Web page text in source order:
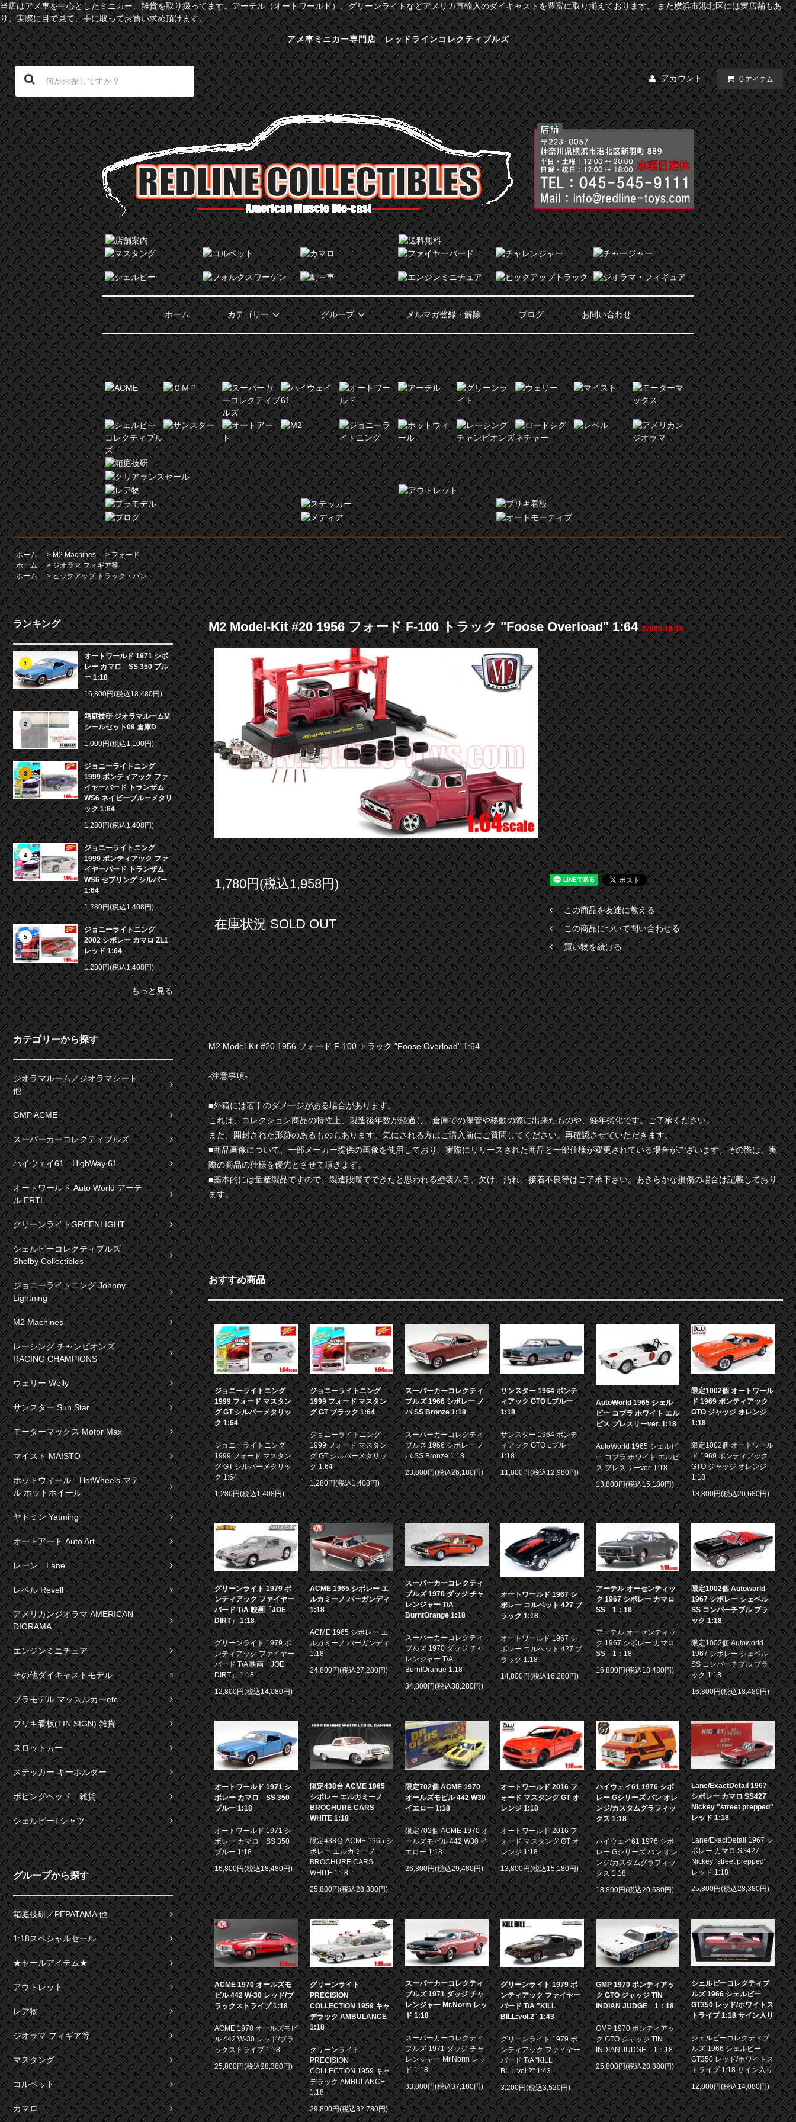
当店はアメ車を中心としたミニカー、雑貨を取り扱ってます。アーテル（オートワールド）、グリーンライトなどアメリカ直輸入のダイキャストを豊富に取り揃えております。 また横浜市港北区には実店舗もあ
り、実際に目で見て、手に取ってお買い求め頂けます。
アメ車ミニカー専門店 レッドラインコレクティブルズ
アカウント 0 アイテム
ホーム カテゴリー グループ メルマガ登録・解除 ブログ お問い合わせ
ホーム >M2 Machines >フォード
ホーム
>ジオラマ フィギア等
ホーム
> ピックアップ トラック・バン
ランキング
1
オートワールド 1971 シボ
レー カマロ SS 350 ブル
ー 1:18
16,800円(税込18,480円)
2
箱庭技研 ジオラマルームM
シールセット09 倉庫D
1,000円(税込1,100円)
3
ジョニーライトニング
1999 ポンティアック ファ
イヤーバード トランザム
WS6 ネイビーブルーメタリ
ック 1:64
1,280円(税込1,408円)
4
ジョニーライトニング
1999 ポンティアック ファ
イヤーバード トランザム
WS6 セブリング シルバー
1:64
1,280円(税込1,408円)
5
ジョニーライトニング
2002 シボレー カマロ ZL1
レッド 1:64
1,280円(税込1,408円)
もっと見る
カテゴリーから探す
ジオラマルーム／ジオラマシート
他
GMP ACME
スーパーカーコレクティブルズ
ハイウェイ61 HighWay 61
オートワールド Auto World アーテ
ル ERTL
グリーンライトGREENLIGHT
シェルビーコレクティブルズ
Shelby Collectibles
ジョニーライトニング Johnny
Lightning
M2 Machines
レーシング チャンピオンズ
RACING CHAMPIONS
ウェリー Welly
サンスター Sun Star
モーターマックス Motor Max
マイスト MAISTO
ホットウィール HotWheels マテ
ル ホットホイール
ヤトミン Yatming
オートアート Auto Art
レーン Lane
レベル Revell
アメリカンジオラマ AMERICAN
DIORAMA
エンジンミニチュア
その他ダイキャストモデル
プラモデル マッスルカーetc.
ブリキ看板(TIN SIGN) 雑貨
スロットカー
ステッカー キーホルダー
ボビングヘッド 雑貨
シェルビーTシャツ
グループから探す
箱庭技研／PEPATAMA 他
1:18スペシャルセール
★セールアイテム★
アウトレット
レア物
ジオラマ フィギア等
マスタング
コルベット
カマロ
M2 Model-Kit #20 1956 フォード F-100 トラック "Foose Overload" 1:64 37000-18-15
1,780円(税込1,958円)
在庫状況 SOLD OUT
この商品を友達に教える
この商品について問い合わせる
買い物を続ける
M2 Model-Kit #20 1956 フォード F-100 トラック "Foose Overload" 1:64
-注意事項-
■外箱には若干のダメージがある場合があります。
これは、コレクション商品の特性上、製造後年数が経過し、倉庫での保管や移動の際に出来たものや、経年劣化です。ご了承ください。
また、開封された形跡のあるものもあります。気にされる方はご購入前にご質問してください。再確認させていただきます。
■商品画像について、一部メーカー提供の画像を使用しており、実際にリリースされた商品と一部仕様が変更されている場合がございます。その際は、実
際の商品の仕様を優先とさせて頂きます。
■基本的には量産製品ですので、製造段階でできたと思われる塗装ムラ、欠け、汚れ、接着不良等はご了承下さい。あきらかな損傷の場合は記載しており
ます。
おすすめ商品
ジョニーライトニング
1999 フォード マスタン
グ GT シルバーメタリッ
ク 1:64
ジョニーライトニング
1999 フォード マスタン
グ GT シルバーメタリッ
ク 1:64
1,280円(税込1,408円)
ジョニーライトニング
1999 フォード マスタン
グ GT ブラック 1:64
ジョニーライトニング
1999 フォード マスタン
グ GT シルバーメタリッ
ク 1:64
1,280円(税込1,408円)
スーパーカーコレクティ
ブルズ 1966 シボレー ノ
バ SS Bronze 1:18
スーパーカーコレクティ
ブルズ 1966 シボレー ノ
バ SS Bronze 1:18
23,800円(税込26,180円)
サンスター 1964 ポンテ
ィアック GTO Lブルー
1:18
サンスター 1964 ポンテ
ィアック GTO Lブルー
1:18
11,800円(税込12,980円)
AutoWorld 1965 シェル
ビー コブラ ホワイト エル
ビス プレスリーver. 1:18
AutoWorld 1965 シェルビ
ー コブラ ホワイト エルビ
ス プレスリーver. 1:18
13,800円(税込15,180円)
限定1002個 オートワール
ド 1969 ポンティアック
GTO ジャッジ オレンジ
1:18
限定1002個 オートワール
ド 1969 ポンティアック
GTO ジャッジ オレンジ
1:18
18,800円(税込20,680円)
グリーンライト 1979 ポ
ンティアック ファイヤー
バード T/A 映画「JOE
DIRT」 1:18
グリーンライト 1979 ポ
ンティアック ファイヤー
バード T/A 映画「JOE
DIRT」 1:18
12,800円(税込14,080円)
ACME 1965 シボレー エ
ルカミーノ バーガンディ
1:18
ACME 1965 シボレー エ
ルカミーノ バーガンディ
1:18
24,800円(税込27,280円)
スーパーカーコレクティ
ブルズ 1970 ダッジ チャ
レンジャー T/A
BurntOrange 1:18
スーパーカーコレクティ
ブルズ 1970 ダッジ チャ
レンジャー T/A
BurntOrange 1:18
34,800円(税込38,280円)
オートワールド 1967 シ
ボレー コルベット 427 ブ
ラック 1:18
オートワールド 1967 シ
ボレー コルベット 427 ブ
ラック 1:18
14,800円(税込16,280円)
アーテル オーセンティッ
ク 1967 シボレー カマロ
SS 1：18
アーテル オーセンティッ
ク 1967 シボレー カマロ
SS 1：18
16,800円(税込18,480円)
限定1002個 Autoworld
1967 シボレー シェベル
SS コンバーチブル ブラ
ック 1:18
限定1002個 Autoworld
1967 シボレー シェベル
SS コンバーチブル ブラ
ック 1:18
16,800円(税込18,480円)
オートワールド 1971 シ
ボレー カマロ SS 350
ブルー 1:18
オートワールド 1971 シ
ボレー カマロ SS 350
ブルー 1:18
16,800円(税込18,480円)
限定438台 ACME 1965
シボレー エルカミーノ
BROCHURE CARS
WHITE 1:18
限定438台 ACME 1965 シ
ボレー エルカミーノ
BROCHURE CARS
WHITE 1:18
25,800円(税込28,380円)
限定702個 ACME 1970
オールズモビル 442 W30
イエロー 1:18
限定702個 ACME 1970 オ
ールズモビル 442 W30 イ
エロー 1:18
26,800円(税込29,480円)
オートワールド 2016 フ
ォード マスタング GT オ
レンジ 1:18
オートワールド 2016 フ
ォード マスタング GT オ
レンジ 1:18
13,800円(税込15,180円)
ハイウェイ61 1976 シボ
レー Gシリーズ バン オレ
ンジ/カスタムグラフィッ
クス 1:18
ハイウェイ61 1976 シボ
レー Gシリーズ バン オレ
ンジ/カスタムグラフィッ
クス 1:18
18,800円(税込20,680円)
Lane/ExactDetail 1967
シボレー カマロ SS427
Nickey "street prepped"
レッド 1:18
Lane/ExactDetail 1967 シ
ボレー カマロ SS427
Nickey "street prepped"
レッド 1:18
25,800円(税込28,380円)
ACME 1970 オールズモ
ビル 442 W-30 レッド/ブ
ラックストライプ 1:18
ACME 1970 オールズモビ
ル 442 W-30 レッド/ブラ
ックストライプ 1:18
25,800円(税込28,380円)
グリーンライト
PRECISION
COLLECTION 1959 キャ
デラック AMBULANCE
1:18
グリーンライト
PRECISION
COLLECTION 1959 キャ
デラック AMBULANCE
1:18
29,800円(税込32,780円)
スーパーカーコレクティ
ブルズ 1971 ダッジ チャ
レンジャー Mr.Norm レッ
ド 1:18
スーパーカーコレクティ
ブルズ 1971 ダッジ チャ
レンジャー Mr.Norm レッ
ド 1:18
33,800円(税込37,180円)
グリーンライト 1979 ポ
ンティアック ファイヤー
バード T/A "KILL
BILL:vol.2" 1:43
グリーンライト 1979 ポ
ンティアック ファイヤー
バード T/A "KILL
BILL:vol.2" 1:43
3,200円(税込3,520円)
GMP 1970 ポンティアッ
ク GTO ジャッジ TIN
INDIAN JUDGE 1：18
GMP 1970 ポンティアッ
ク GTO ジャッジ TIN
INDIAN JUDGE 1：18
25,800円(税込28,380円)
シェルビーコレクティブ
ルズ 1966 シェルビー
GT350 レッド/ホワイトス
トライプ 1:18 サイン入り
シェルビーコレクティブ
ルズ 1966 シェルビー
GT350 レッド/ホワイトス
トライプ 1:18 サイン入り
12,800円(税込14,080円)